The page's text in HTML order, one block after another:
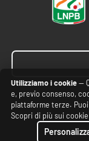
Utilizziamo i cookie—
e, previo consenso,
piattaforme terze.
Scopri di più sui